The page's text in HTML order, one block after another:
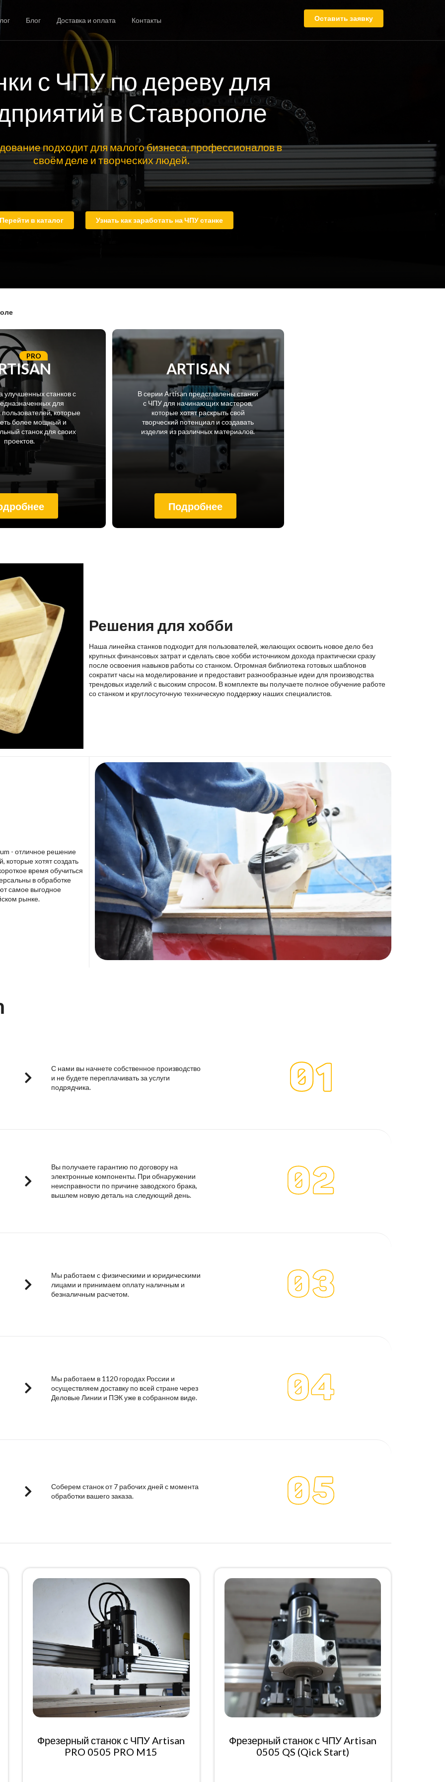
Блог Доставка и оплата Контакты Оставить заявку
с ЧПУ по дереву для
в Ставрополе
подходит для малого бизнеса, профессионалов в
своём деле и творческих людей.
Перейти в каталог Узнать как заработать на ЧПУ станке
PRO
улучшенных станков с
для
которые
более мощный и
станок для своих
проектов.
ARTISAN
В серии Artisan представлены станки
с ЧПУ для начинающих мастеров,
которые хотят раскрыть свой
творческий потенциал и создавать
изделия из различных материалов.
Подробнее
Решения для хобби
Наша линейка станков подходит для пользователей, желающих освоить новое дело без
крупных финансовых затрат и сделать свое хобби источником дохода практически сразу
после освоения навыков работы со станком. Огромная библиотека готовых шаблонов
сократит часы на моделирование и предоставит разнообразные идеи для производства
трендовых изделий с высоким спросом. В комплекте вы получаете полное обучение работе
со станком и круглосуточную техническую поддержку наших специалистов.
- отличное решение
хотят создать
время обучиться
в обработке
самое выгодное
рынке.
С нами вы начнете собственное производство
и не будете переплачивать за услуги
подрядчика.
Вы получаете гарантию по договору на
электронные компоненты. При обнаружении
неисправности по причине заводского брака,
вышлем новую деталь на следующий день.
Мы работаем с физическими и юридическими
лицами и принимаем оплату наличным и
безналичным расчетом.
Мы работаем в 1120 городах России и
осуществляем доставку по всей стране через
Деловые Линии и ПЭК уже в собранном виде.
Соберем станок от 7 рабочих дней с момента
обработки вашего заказа.
Фрезерный станок с ЧПУ Artisan
PRO 0505 PRO M15
Фрезерный станок с ЧПУ Artisan
0505 QS (Qick Start)